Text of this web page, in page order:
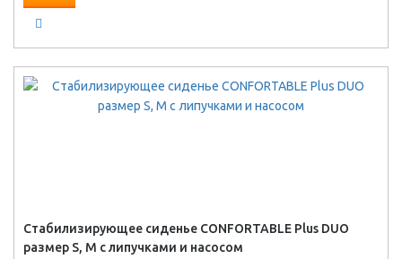
Стабилизирующее сиденье CONFORTABLE Plus DUO
размер S, M с липучками и насосом